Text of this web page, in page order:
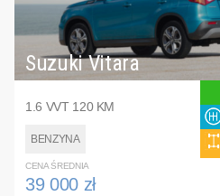
Suzuki Vitara
1.6 VVT 120 KM
BENZYNA
CENA ŚREDNIA
39 000 zł